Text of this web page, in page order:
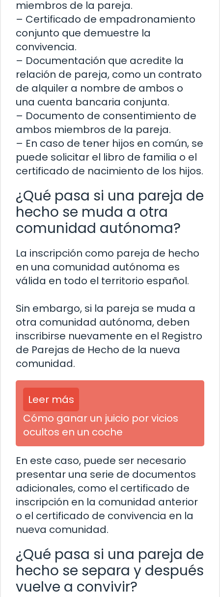
miembros de la pareja.
– Certificado de empadronamiento
conjunto que demuestre la
convivencia.
– Documentación que acredite la
relación de pareja, como un contrato
de alquiler a nombre de ambos o
una cuenta bancaria conjunta.
– Documento de consentimiento de
ambos miembros de la pareja.
– En caso de tener hijos en común, se
puede solicitar el libro de familia o el
certificado de nacimiento de los hijos.
¿Qué pasa si una pareja de
hecho se muda a otra
comunidad autónoma?
La inscripción como pareja de hecho
en una comunidad autónoma es
válida en todo el territorio español.
Sin embargo, si la pareja se muda a
otra comunidad autónoma, deben
inscribirse nuevamente en el Registro
de Parejas de Hecho de la nueva
comunidad.
Leer más
Cómo ganar un juicio por vicios
ocultos en un coche
En este caso, puede ser necesario
presentar una serie de documentos
adicionales, como el certificado de
inscripción en la comunidad anterior
o el certificado de convivencia en la
nueva comunidad.
¿Qué pasa si una pareja de
hecho se separa y después
vuelve a convivir?